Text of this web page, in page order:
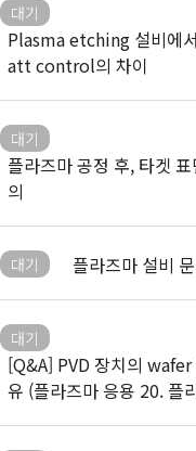
대기
Plasma etching 설비에
att control의 차이
대기
플라즈마 공정 후, 타겟
의
대기 플라즈마 설비
대기
[Q&A] PVD 장치의
유 (플라즈마 응용 20. 플